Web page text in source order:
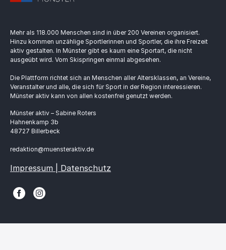
Mehr als 118.000 Menschen sind in über 200 Vereinen organisiert.
Hinzu kommen unzählige Sportlerinnen und Sportler, die ihre Freizeit
aktiv gestalten. In Münster gibt es kaum eine Sportart, die nicht
ausgeübt wird. Vom Skispringen einmal abgesehen.
Die Plattform richtet sich an Menschen aller Altersklassen, an Vereine,
Veranstalter und alle, die sich für Sport in der Region interessieren.
Münster aktiv kann von allen kostenfrei genutzt werden.
Münster aktiv – Sabine Roters
Hahnenkamp 3b
48727 Billerbeck
redaktion@muensteraktiv.de
Impressum | Datenschutz